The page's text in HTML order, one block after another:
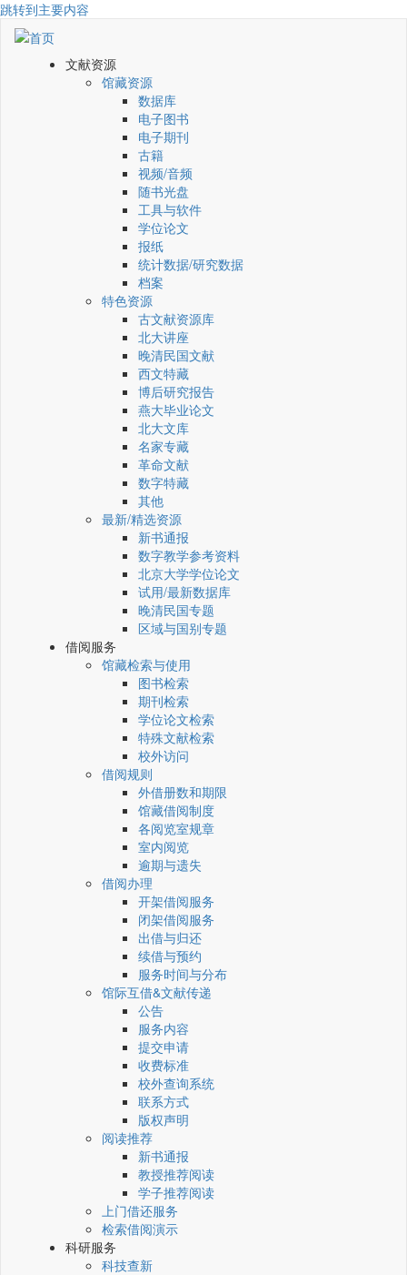
跳转到主要内容
文献资源
馆藏资源
数据库
电子图书
电子期刊
古籍
视频/音频
随书光盘
工具与软件
学位论文
报纸
统计数据/研究数据
档案
特色资源
古文献资源库
北大讲座
晚清民国文献
西文特藏
博后研究报告
燕大毕业论文
北大文库
名家专藏
革命文献
数字特藏
其他
最新/精选资源
新书通报
数字教学参考资料
北京大学学位论文
试用/最新数据库
晚清民国专题
区域与国别专题
借阅服务
馆藏检索与使用
图书检索
期刊检索
学位论文检索
特殊文献检索
校外访问
借阅规则
外借册数和期限
馆藏借阅制度
各阅览室规章
室内阅览
逾期与遗失
借阅办理
开架借阅服务
闭架借阅服务
出借与归还
续借与预约
服务时间与分布
馆际互借&文献传递
公告
服务内容
提交申请
收费标准
校外查询系统
联系方式
版权声明
阅读推荐
新书通报
教授推荐阅读
学子推荐阅读
上门借还服务
检索借阅演示
科研服务
科技查新